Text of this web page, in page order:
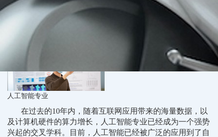
人工智能专业
在过去的10年内，随着互联网应用带来的海量数据，以
及计算机硬件的算力增长，人工智能专业已经成为一个强势
兴起的交叉学科。目前，人工智能已经被广泛的应用到了自